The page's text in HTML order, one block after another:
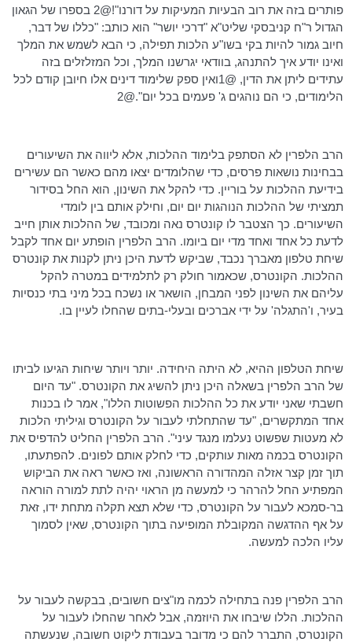
פותרים בזה את רוב הבעיות המעיקות על דורנו"!@2 בספרו של הגאון
הגדול ר"ח קניבסקי שליט"א "דרכי יושר" הוא כותב: "כללו של דבר,
חיוב גמור להיות בקי בשו"ע הלכות תפילה, כי הבא לשמש את המלך
ואינו יודע איך להתנהג, בוודאי יגרשנו המלך, וכל המזלזלים בזה
עתידים ליתן את הדין, @1ואין ספק שלימוד דינים אלו חיובן קודם לכל
הלימודים, כי הם נוהגים ג' פעמים בכל יום".@2
הרב הלפרין לא הסתפק בלימוד ההלכות, אלא ליווה את השיעורים
בבחינות נושאות פרסים, כדי שהלומדים יצאו מהם כאשר הם עשירים
בידיעת ההלכות על בוריין. כדי להקל את השינון, הוא החל בסידור
תמציתי של ההלכות הנוהגות יום יום, וחילק אותם בין לומדי
השיעורים. כך הצטבר לו קונטרס נאה ומכובד, של ההלכות אותן חייב
לדעת כל אחד ואחד מדי יום ביומו. הרב הלפרין הופתע יום אחד לקבל
שיחת טלפון מאברך נכבד, שביקש לדעת היכן ניתן לקנות את קונטרס
ההלכות. הקונטרס, שכאמור חולק רק לתלמידים במטרה להקל
עליהם את השינון לפני המבחן, הושאר או נשכח בכל מיני בתי כנסיות
בעיר, ו'התגלה' על ידי אברכים ובעלי-בתים שהחלו לעיין בו.
שיחת הטלפון ההיא, לא היתה היחידה. יותר ויותר שיחות הגיעו לביתו
של הרב הלפרין בשאלה היכן ניתן להשיג את הקונטרס. "עד היום
חשבתי שאני יודע את כל ההלכות הפשוטות הללו", אמר לו בכנות
אחד המתקשרים, "עד שהתחלתי לעבור על הקונטרס וגיליתי הלכות
לא מעטות שפשוט נעלמו מנגד עיני". הרב הלפרין החליט להדפיס את
הקונטרס בכמה מאות עותקים, כדי לחלק אותם לפונים. להפתעתו,
תוך זמן קצר אזלה המהדורה הראשונה, ואז כאשר ראה את הביקוש
המפתיע החל להרהר כי למעשה מן הראוי יהיה לתת למורה הוראה
בר-סמכא לעבור על הקונטרס, כדי שלא תצא תקלה מתחת ידו, זאת
על אף ההדגשה המקובלת המופיעה בתוך הקונטרס, שאין לסמוך
עליו הלכה למעשה.
הרב הלפרין פנה בתחילה לכמה מו"צים חשובים, בבקשה לעבור על
ההלכות. הללו שיבחו את היוזמה, אבל לאחר שהחלו לעבור על
הקונטרס, התברר להם כי מדובר בעבודת ליקוט חשובה, שנעשתה